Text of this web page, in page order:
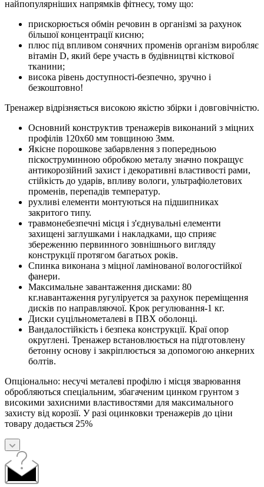
найпопулярніших напрямків фітнесу, тому що:
прискорюється обмін речовин в організмі за рахунок
більшої концентрації кисню;
плюс під впливом сонячних променів організм виробляє
вітамін D, який бере участь в будівництві кісткової
тканини;
висока рівень доступності-безпечно, зручно і
безкоштовно!
Тренажер відрізняється високою якістю збірки і довговічністю.
Основний конструктив тренажерів виконаний з міцних
профілів 120х60 мм товщиною 3мм.
Якісне порошкове забарвлення з попередньою
піскоструминною обробкою металу значно покращує
антикорозійний захист і декоративні властивості рами,
стійкість до ударів, впливу вологи, ультрафіолетових
променів, перепадів температур.
рухливі елементи монтуються на підшипниках
закритого типу.
травмонебезпечні місця і з'єднувальні елементи
захищені заглушками і накладками, що сприяє
збереженню первинного зовнішнього вигляду
конструкції протягом багатьох років.
Спинка виконана з міцної ламінованої вологостійкої
фанери.
Максимальне завантаження дисками: 80
кг.навантаження ругуліруется за рахунок переміщення
дисків по направляючої. Крок регулювання-1 кг.
Диски суцільнометалеві в ПВХ оболонці.
Вандалостійкість і безпека конструкції. Краї опор
округлені. Тренажер встановлюється на підготовлену
бетонну основу і закріплюється за допомогою анкерних
болтів.
Опціонально: несучі металеві профілю і місця зварювання
обробляються спеціальним, збагаченим цинком грунтом з
високими захисними властивостями для максимального
захисту від корозії. У разі оцинковки тренажерів до ціни
товару додається 25%